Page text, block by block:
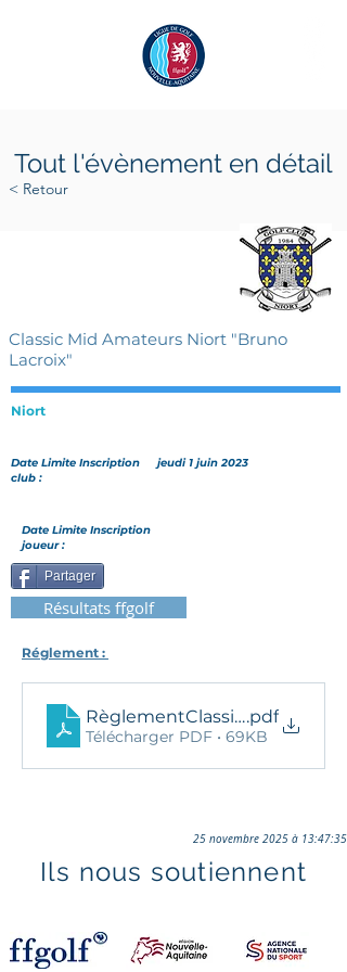
Tout l'évènement en détail
< Retour
Classic Mid Amateurs Niort "Bruno
Lacroix"
Niort
Date Limite Inscription
club :
jeudi 1 juin 2023
Date Limite Inscription
joueur :
Partager
Résultats ffgolf
Réglement :
.pdf
Télécharger PDF • 69KB
25 novembre 2025 à 13:47:35
Ils nous soutiennent